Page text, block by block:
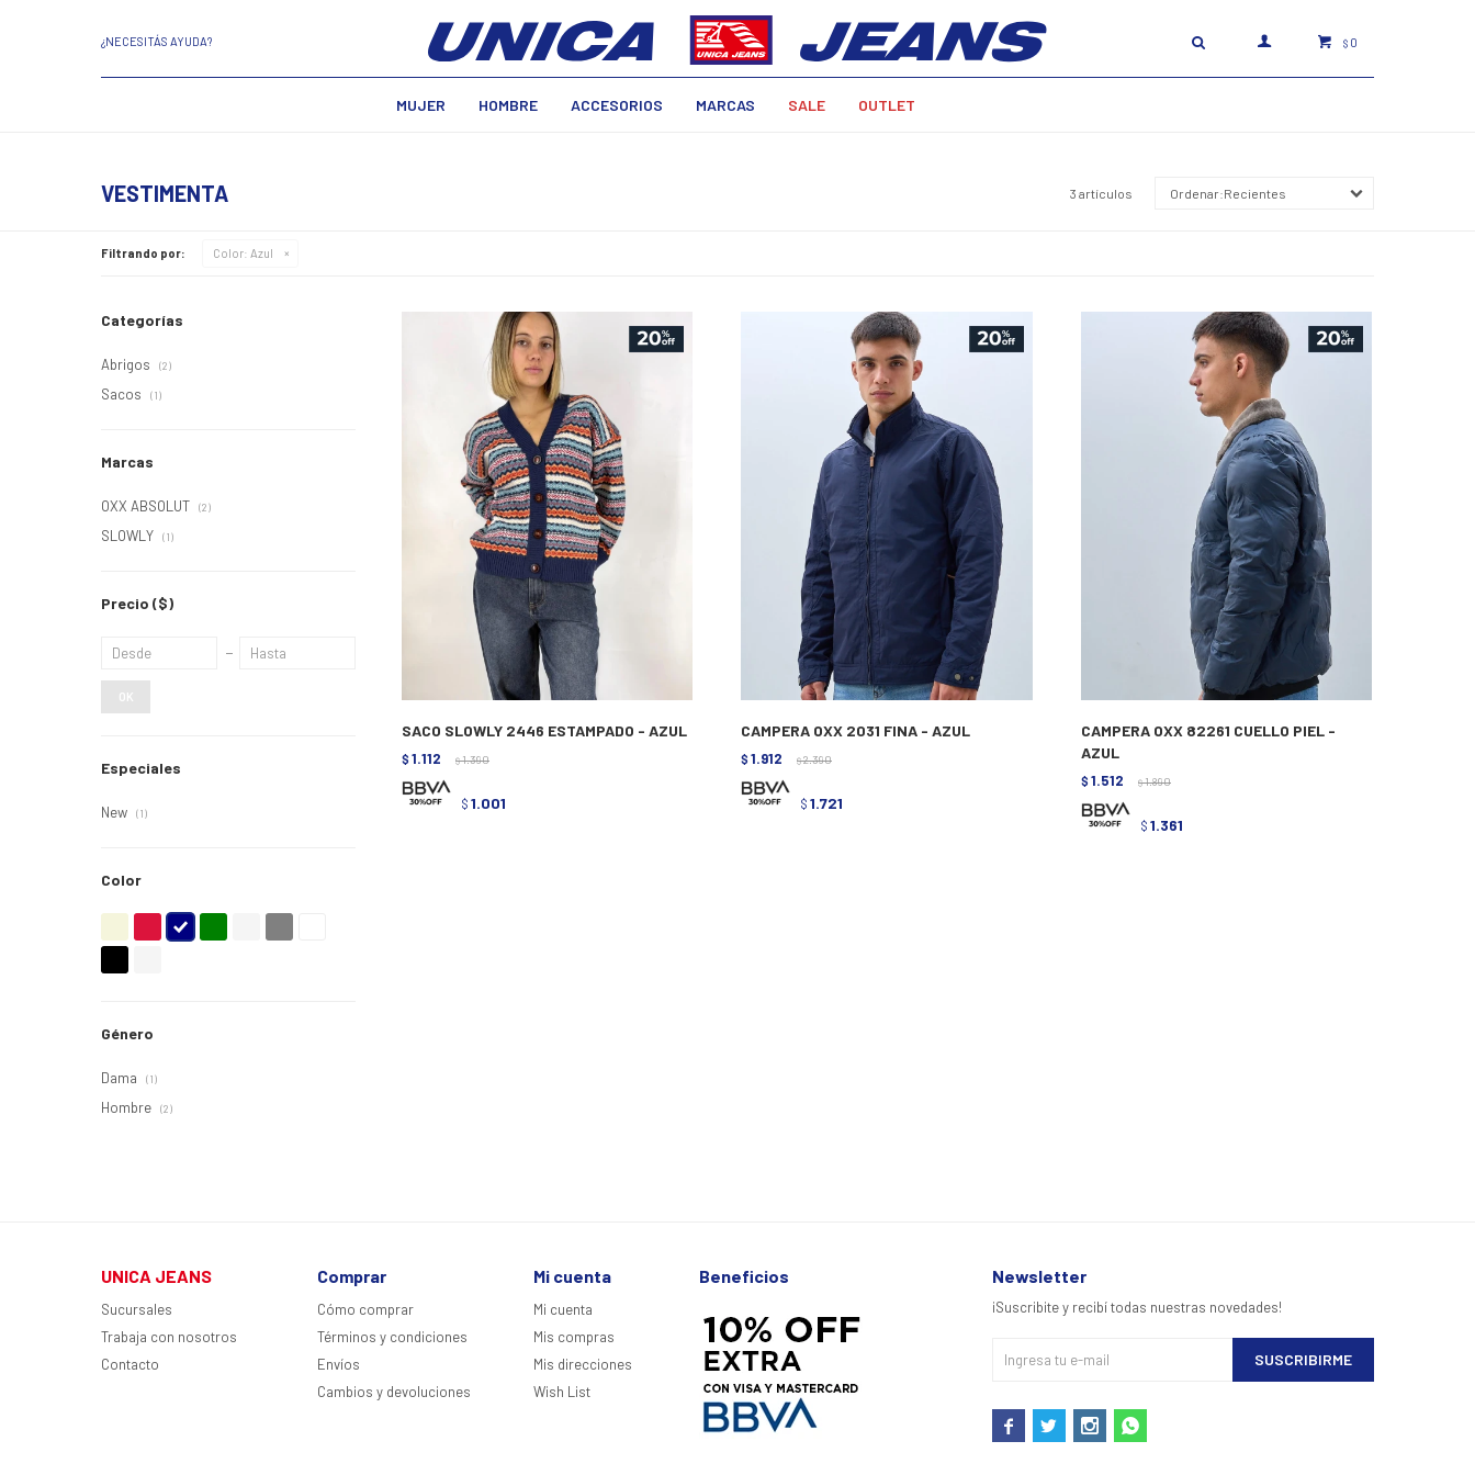
MUJER HOMBRE ACCESORIOS MARCAS SALE OUTLET
$ 0
¿NECESITÁS AYUDA?
VESTIMENTA 3 artículos Recientes
Filtrando por: Color: Azul
SACO SLOWLY 2446 ESTAMPADO - AZUL
$ 1.112 $ 1.390
$ 1.001
CAMPERA OXX 2031 FINA - AZUL
$ 1.912 $ 2.390
$ 1.721
CAMPERA OXX 82261 CUELLO PIEL -
AZUL
$ 1.512 $ 1.890
$ 1.361
Categorías
Abrigos (2)
Sacos (1)
Marcas
OXX ABSOLUT (2)
SLOWLY (1)
Precio ($)
OK
Especiales
New (1)
Color
Género
Dama (1)
Hombre (2)
UNICA JEANS
Sucursales
Trabaja con nosotros
Contacto
Comprar
Cómo comprar
Términos y condiciones
Envíos
Cambios y devoluciones
Mi cuenta
Mi cuenta
Mis compras
Mis direcciones
Wish List
Beneficios Newsletter
¡Suscribite y recibí todas nuestras novedades!
SUSCRIBIRME
   